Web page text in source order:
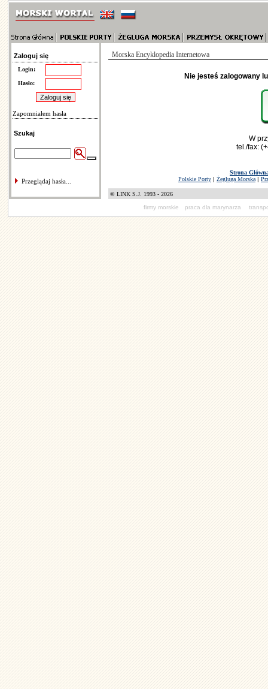
Zaloguj się
Login:
Hasło:
Zapomniałem hasła
Szukaj
Przeglądaj hasła...
Morska Encyklopedia Internetowa
Nie jesteś zalogowany
W
tel./fax:
Strona
Polskie Porty | Żegluga Morska |
© LINK S.J. 1993 - 2026
firmy morskie
praca dla marynarza